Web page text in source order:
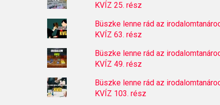
KVÍZ 25. rész
Büszke lenne rád az
KVÍZ 63. rész
Büszke lenne rád az
KVÍZ 49. rész
Büszke lenne rád az
KVÍZ 103. rész